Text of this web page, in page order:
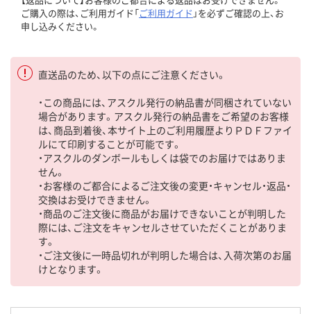
ご購入の際は、ご利用ガイド「ご利用ガイド 」を必ずご確認の上、お
申し込みください。
直送品のため、以下の点にご注意ください。
・この商品には、アスクル発行の納品書が同梱されていない
場合があります。アスクル発行の納品書をご希望のお客様
は、商品到着後、本サイト上のご利用履歴よりＰＤＦファイ
ルにて印刷することが可能です。
・アスクルのダンボールもしくは袋でのお届けではありま
せん。
・お客様のご都合によるご注文後の変更・キャンセル・返品・
交換はお受けできません。
・商品のご注文後に商品がお届けできないことが判明した
際には、ご注文をキャンセルさせていただくことがありま
す。
・ご注文後に一時品切れが判明した場合は、入荷次第のお届
けとなります。